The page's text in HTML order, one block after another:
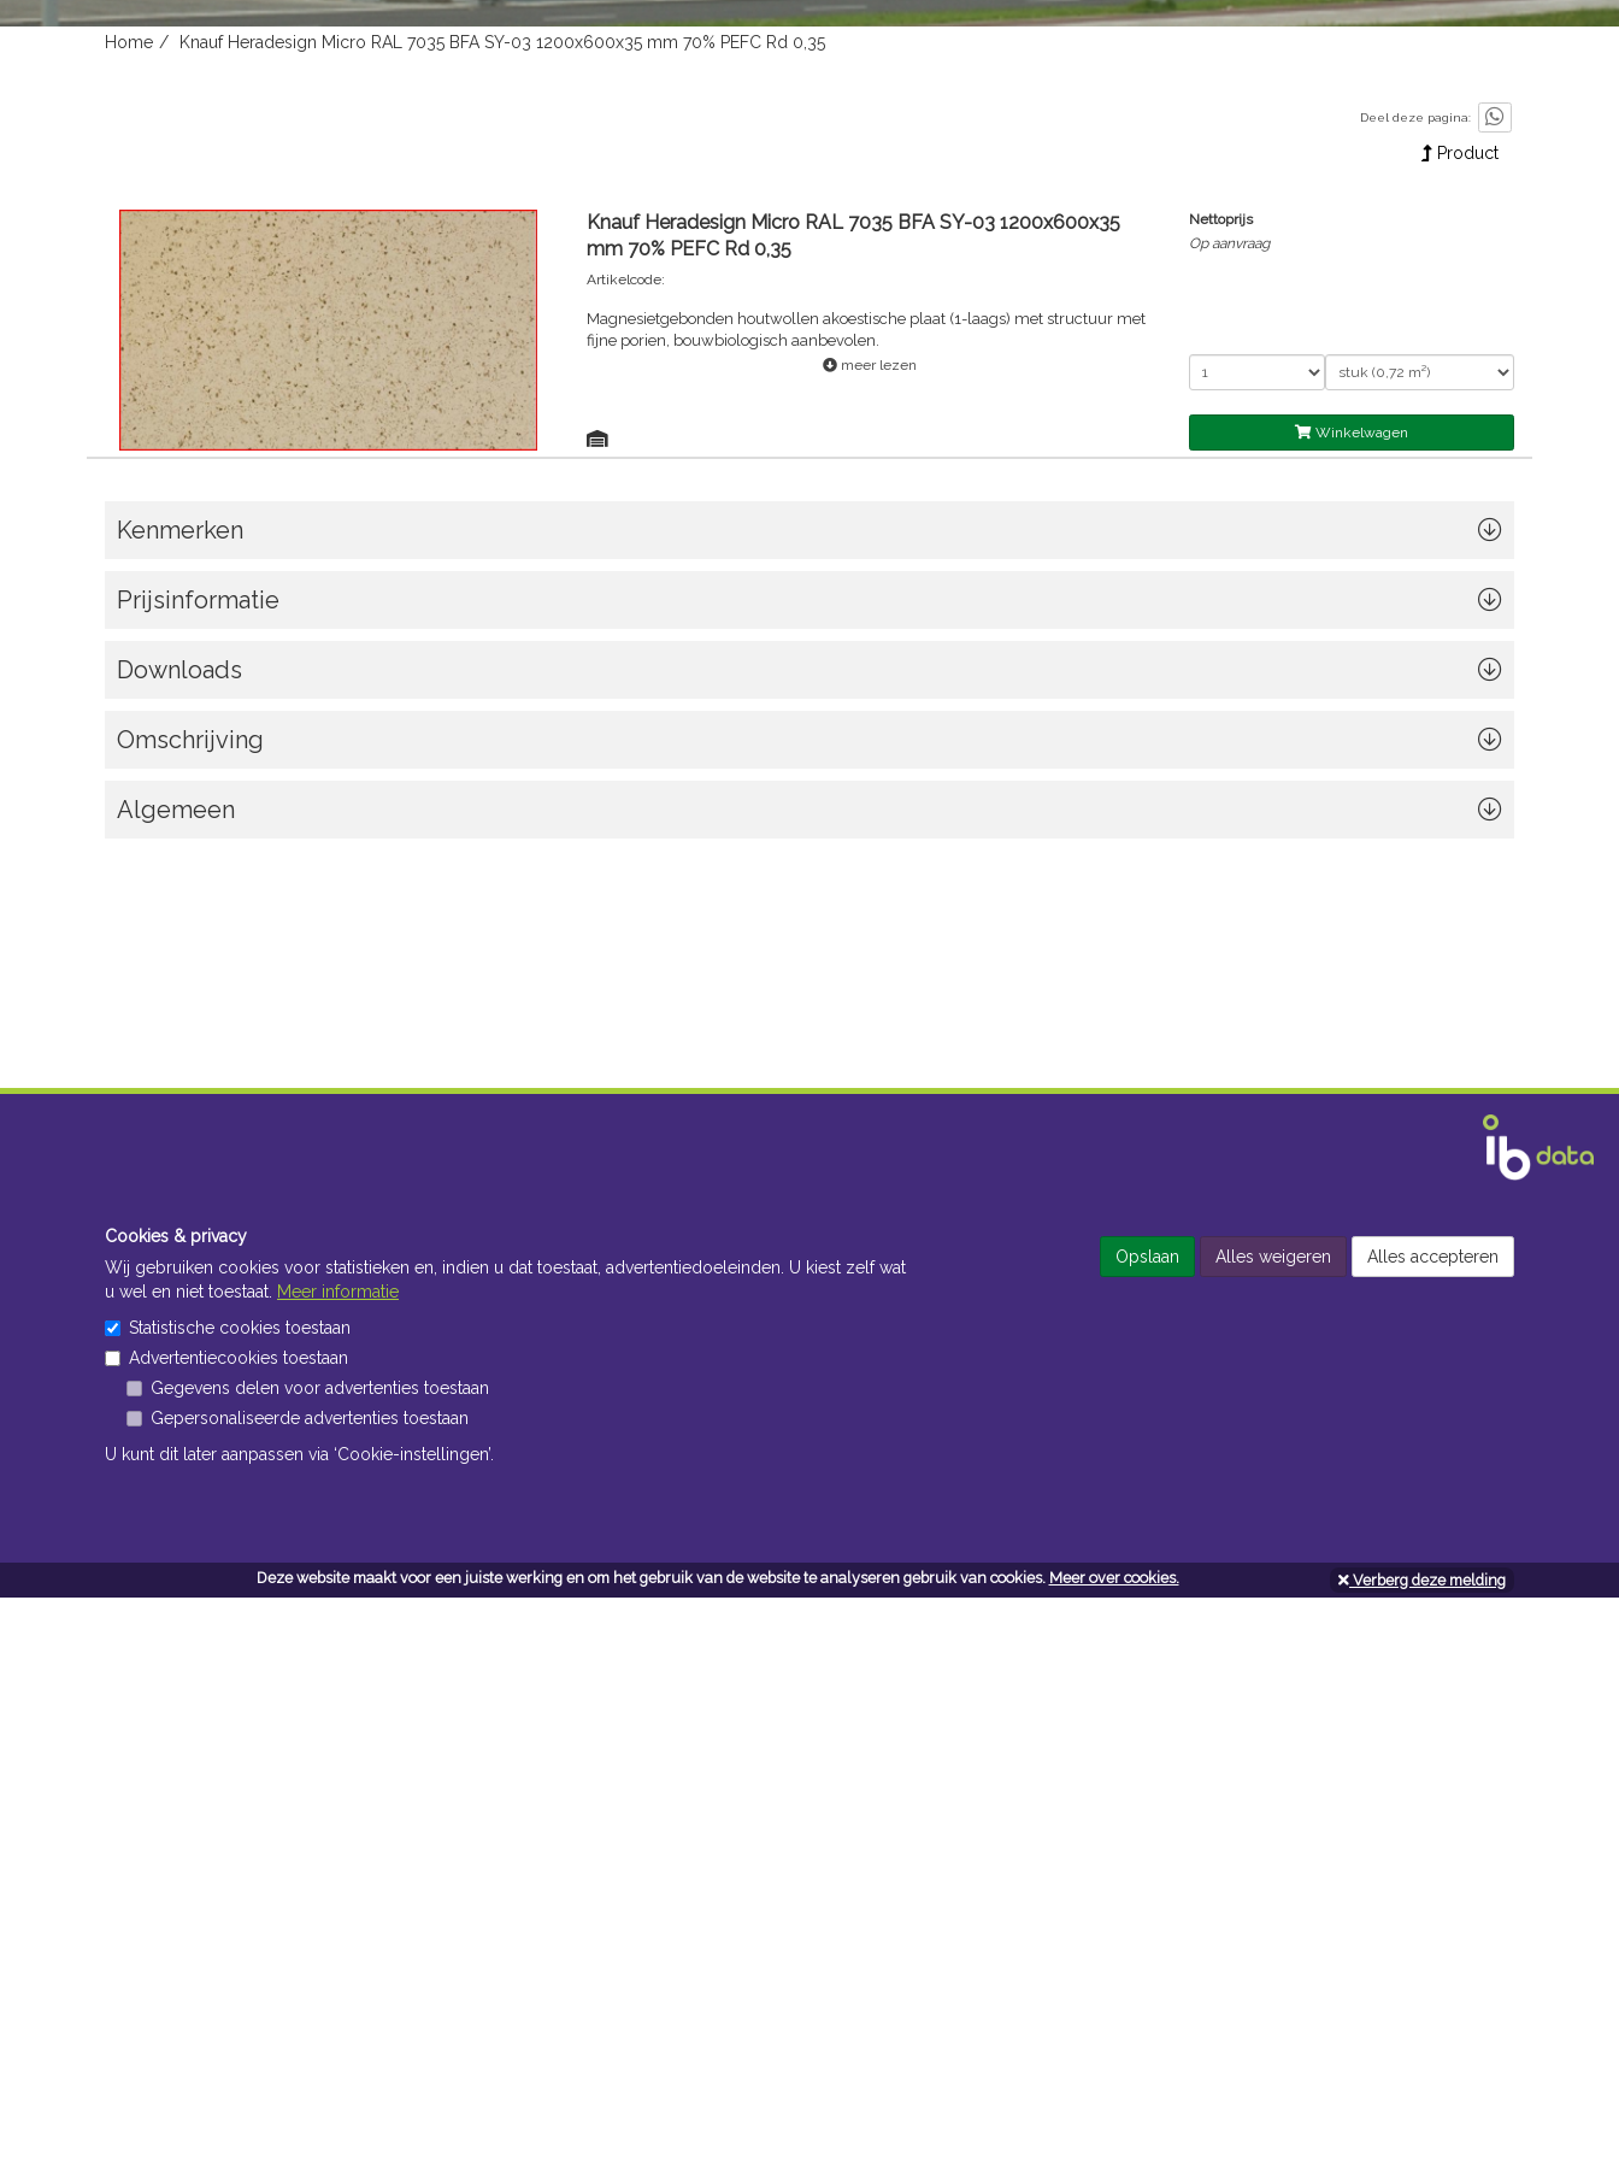
Deze website maakt voor een juiste werking en om het gebruik van de website te analyseren gebruik van cookies. Meer over cookies. Verberg deze melding
Home Knauf Heradesign Micro RAL 7035 BFA SY-03 1200x600x35 mm 70% PEFC Rd 0,35
Deel deze pagina:
Product
Knauf Heradesign Micro RAL 7035 BFA SY-03 1200x600x35
mm 70% PEFC Rd 0,35
Artikelcode:
Magnesietgebonden houtwollen akoestische plaat (1-laags) met structuur met
fijne porien, bouwbiologisch aanbevolen.
meer lezen
Nettoprijs
Op aanvraag
Winkelwagen
Kenmerken
Prijsinformatie
Downloads
Omschrijving
Algemeen
Cookies & privacy
Wij gebruiken cookies voor statistieken en, indien u dat toestaat, advertentiedoeleinden. U kiest zelf wat
u wel en niet toestaat. Meer informatie
Statistische cookies toestaan
Advertentiecookies toestaan
Gegevens delen voor advertenties toestaan
Gepersonaliseerde advertenties toestaan
U kunt dit later aanpassen via ‘Cookie-instellingen’.
Opslaan Alles weigeren Alles accepteren